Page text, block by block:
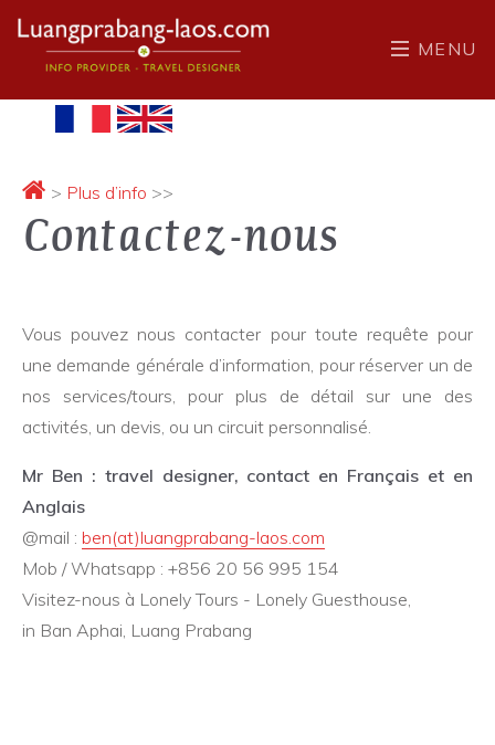
MENU
> Plus d’info >>
Contactez-nous
Vous pouvez nous contacter pour toute requête pour
une demande générale d’information, pour réserver un de
nos services/tours, pour plus de détail sur une des
activités, un devis, ou un circuit personnalisé.
Mr Ben : travel designer, contact en Français et en
Anglais
@mail : ben(at)luangprabang-laos.com
Mob / Whatsapp : +856 20 56 995 154
Visitez-nous à Lonely Tours - Lonely Guesthouse,
in Ban Aphai, Luang Prabang